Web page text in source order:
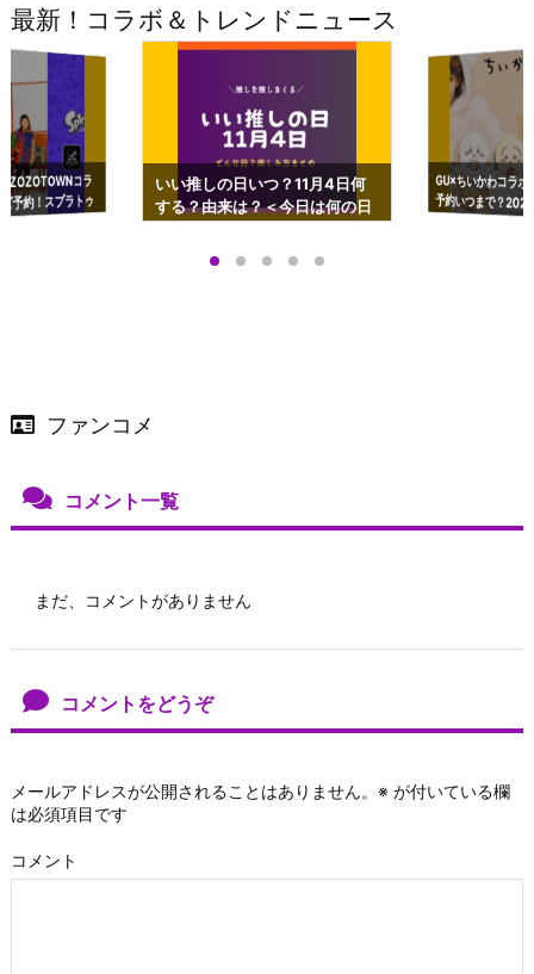
最新！コラボ＆トレンドニュース
コラ
予約！スプラトゥ
ップも渋谷Hz
いい推しの日いつ？11月4日何
する？由来は？＜今日は何の日
GU×ちいかわコラ
予約いつまで？
ーチやショルダー
ファンコメ
コメント一覧
まだ、コメントがありません
コメントをどうぞ
メールアドレスが公開されることはありません。 ※ が付いている欄
は必須項目です
コメント